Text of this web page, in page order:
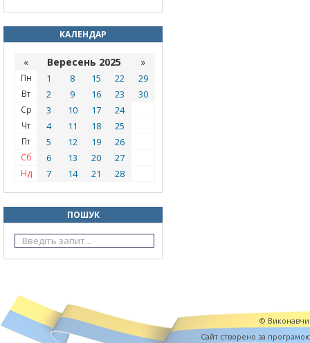
КАЛЕНДАР
« Вересень 2025 »
Пн 1 8 15 22 29
Вт 2 9 16 23 30
Ср 3 10 17 24
Чт 4 11 18 25
Пт 5 12 19 26
Сб 6 13 20 27
Нд 7 14 21 28
ПОШУК
©
Cайт створено за